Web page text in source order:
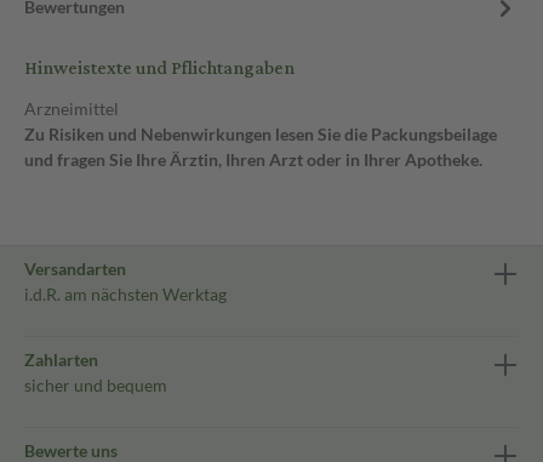
Bewertungen
Hinweistexte und Pflichtangaben
Arzneimittel
Zu Risiken und Nebenwirkungen lesen Sie die Packungsbeilage
und fragen Sie Ihre Ärztin, Ihren Arzt oder in Ihrer Apotheke.
Versandarten
i.d.R. am nächsten Werktag
Zahlarten
sicher und bequem
Bewerte uns